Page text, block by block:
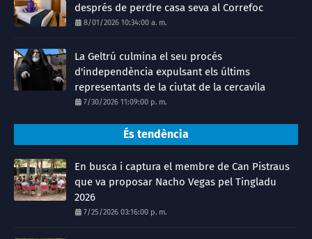
després de perdre casa seva al Correfoc
8/01/2026 10:34:00 a. m.
La Geltrú culmina el seu procés
d'independència expulsant els últims
representants de la ciutat de la cercavila
7/30/2026 11:09:00 p. m.
És tendència
En busca i captura el membre de Can Pistraus
que va proposar Nacho Vegas pel Tingladu
2026
7/25/2026 03:16:00 p. m.